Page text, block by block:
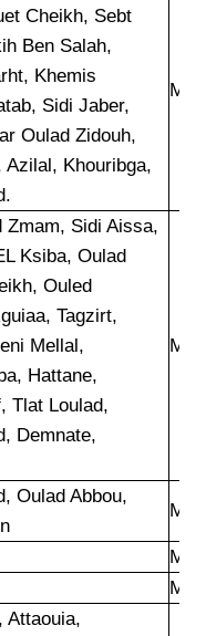
Cheikh, Sebt
Ben Salah,
Khemis
Sidi Jaber,
Oulad Zidouh,
Azilal, Khouribga,
Zmam, Sidi Aissa,
Ksiba, Oulad
Ouled
Tagzirt,
Mellal,
Hattane,
Tlat Loulad,
Demnate,
Oulad Abbou,
Attaouia,